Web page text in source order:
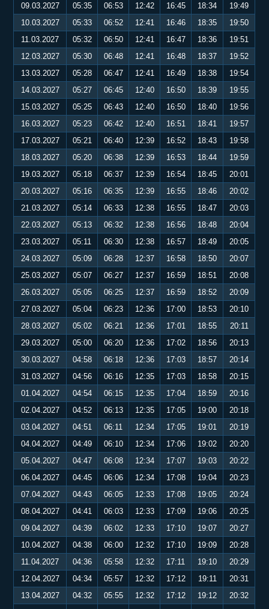
09.03.2027
05:35 06:53 12:42 16:45 18:34
19:49
10.03.2027
05:33 06:52 12:41 16:46 18:35
19:50
11.03.2027
05:32 06:50 12:41 16:47 18:36
19:51
12.03.2027
05:30 06:48 12:41 16:48 18:37
19:52
13.03.2027
05:28 06:47 12:41 16:49 18:38
19:54
14.03.2027
05:27 06:45 12:40 16:50 18:39
19:55
15.03.2027
05:25 06:43 12:40 16:50 18:40
19:56
16.03.2027
05:23 06:42 12:40 16:51 18:41
19:57
17.03.2027
05:21 06:40 12:39 16:52 18:43
19:58
18.03.2027
05:20 06:38 12:39 16:53 18:44
19:59
19.03.2027
05:18 06:37 12:39 16:54 18:45
20:01
20.03.2027
05:16 06:35 12:39 16:55 18:46
20:02
21.03.2027
05:14 06:33 12:38 16:55 18:47
20:03
22.03.2027
05:13 06:32 12:38 16:56 18:48
20:04
23.03.2027
05:11 06:30 12:38 16:57 18:49
20:05
24.03.2027
05:09 06:28 12:37 16:58 18:50
20:07
25.03.2027
05:07 06:27 12:37 16:59 18:51
20:08
26.03.2027
05:05 06:25 12:37 16:59 18:52
20:09
27.03.2027
05:04 06:23 12:36 17:00 18:53
20:10
28.03.2027
05:02 06:21 12:36 17:01 18:55
20:11
29.03.2027
05:00 06:20 12:36 17:02 18:56
20:13
30.03.2027
04:58 06:18 12:36 17:03 18:57
20:14
31.03.2027
04:56 06:16 12:35 17:03 18:58
20:15
01.04.2027
04:54 06:15 12:35 17:04 18:59
20:16
02.04.2027
04:52 06:13 12:35 17:05 19:00
20:18
03.04.2027
04:51 06:11 12:34 17:05 19:01
20:19
04.04.2027
04:49 06:10 12:34 17:06 19:02
20:20
05.04.2027
04:47 06:08 12:34 17:07 19:03
20:22
06.04.2027
04:45 06:06 12:34 17:08 19:04
20:23
07.04.2027
04:43 06:05 12:33 17:08 19:05
20:24
08.04.2027
04:41 06:03 12:33 17:09 19:06
20:25
09.04.2027
04:39 06:02 12:33 17:10 19:07
20:27
10.04.2027
04:38 06:00 12:32 17:10 19:09
20:28
11.04.2027
04:36 05:58 12:32 17:11 19:10
20:29
12.04.2027
04:34 05:57 12:32 17:12 19:11
20:31
13.04.2027
04:32 05:55 12:32 17:12 19:12
20:32